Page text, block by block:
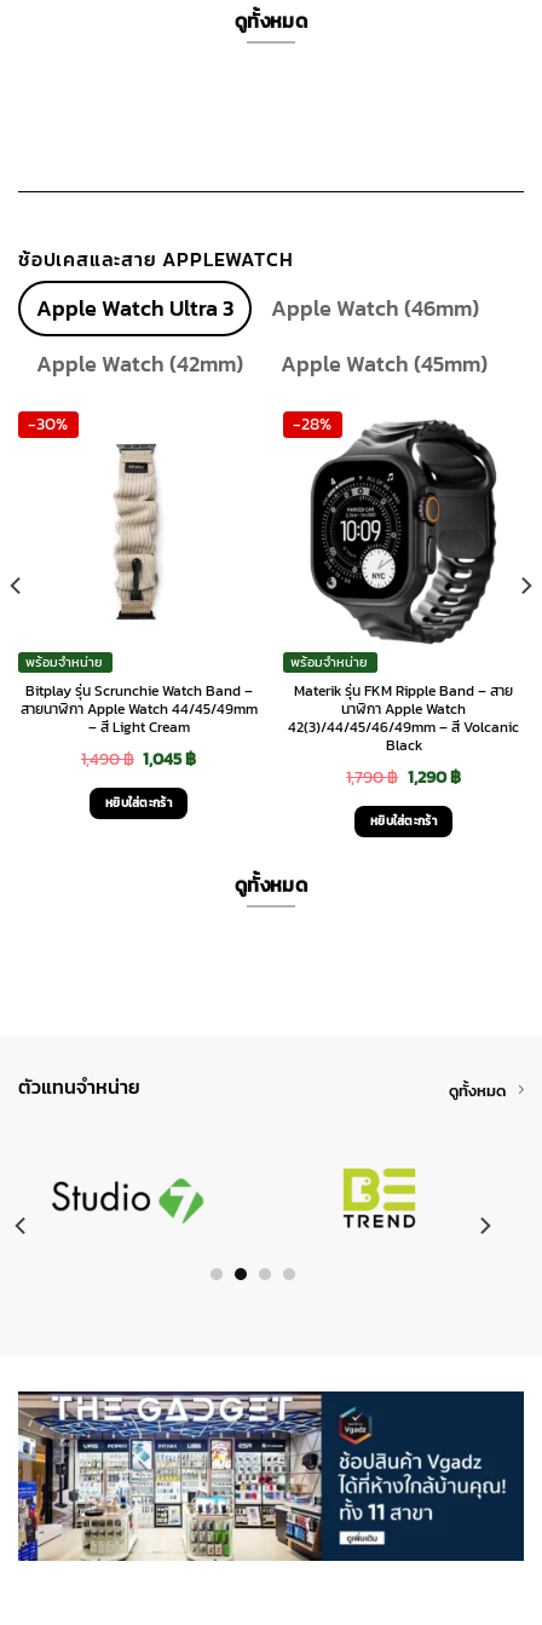
ดูทั้งหมด
ช้อปเคสและสาย APPLEWATCH
Apple Watch Ultra 3
Apple Watch (46mm)
Apple Watch (42mm)
Apple Watch (45mm)
-30%
พร้อมจำหน่าย
Bitplay รุ่น Scrunchie Watch Band –
สายนาฬิกา Apple Watch 44/45/49mm
– สี Light Cream
1,490฿ Original
price
was:
1,045฿Current
หยิบใส่ตะกร้า
-28%
พร้อมจำหน่าย
Materik รุ่น FKM Ripple Band – สาย
นาฬิกา Apple Watch
42(3)/44/45/46/49mm – สี Volcanic
Black
1,790฿ Original
price
was:
1,290฿Current
หยิบใส่ตะกร้า
ดูทั้งหมด
ตัวแทนจำหน่าย ดูทั้งหมด